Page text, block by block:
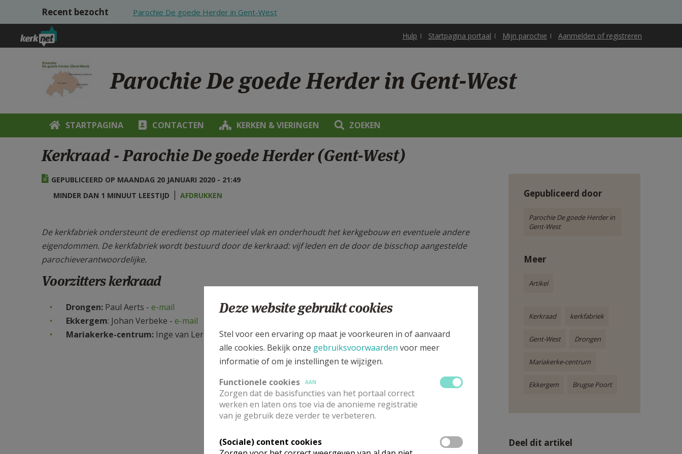
Overslaan en naar de inhoud gaan
Recent bezocht Parochie De goede Herder in Gent-West
Hulp Startpagina portaal Mijn parochie Aanmelden of registreren
Parochie De goede Herder in Gent-West
STARTPAGINA CONTACTEN KERKEN & VIERINGEN ZOEKEN
Kerkraad - Parochie De goede Herder (Gent-West)
GEPUBLICEERD OP MAANDAG 20 JANUARI 2020 - 21:49
MINDER DAN 1 MINUUT LEESTIJD
AFDRUKKEN
De kerkfabriek ondersteunt de eredienst op materieel vlak en onderhoudt het kerkgebouw en eventuele andere
eigendommen. De kerkfabriek wordt bestuurd door de kerkraad: vijf leden en de door de bisschop aangestelde
parochieverantwoordelijke.
Voorzitters kerkraad
Drongen: Paul Aerts - e-mail
Ekkergem: Johan Verbeke - e-mail
Mariakerke-centrum: Inge van Lerberge - e-mail
Gepubliceerd door
Parochie De goede Herder in
Gent-West
Meer
Artikel
Kerkraad kerkfabriek
Gent-West Drongen
Mariakerke-centrum
Ekkergem Brugse Poort
Deel dit artikel
Deze website gebruikt cookies
Stel voor een ervaring op maat je voorkeuren in of aanvaard
alle cookies. Bekijk onze gebruiksvoorwaarden voor meer
informatie of om je instellingen te wijzigen.
Functionele cookies
AAN
Zorgen dat de basisfuncties van het portaal correct
werken en laten ons toe via de anonieme registratie
van je gebruik deze verder te verbeteren.
(Sociale) content cookies